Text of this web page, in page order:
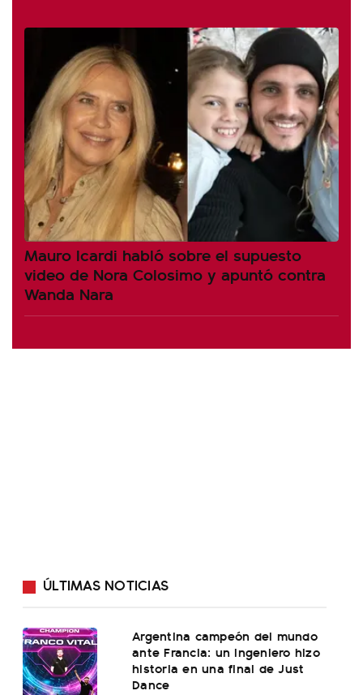
Mauro Icardi habló sobre el supuesto
video de Nora Colosimo y apuntó contra
Wanda Nara
ÚLTIMAS NOTICIAS
Argentina campeón del mundo
ante Francia: un ingeniero hizo
historia en una final de Just
Dance